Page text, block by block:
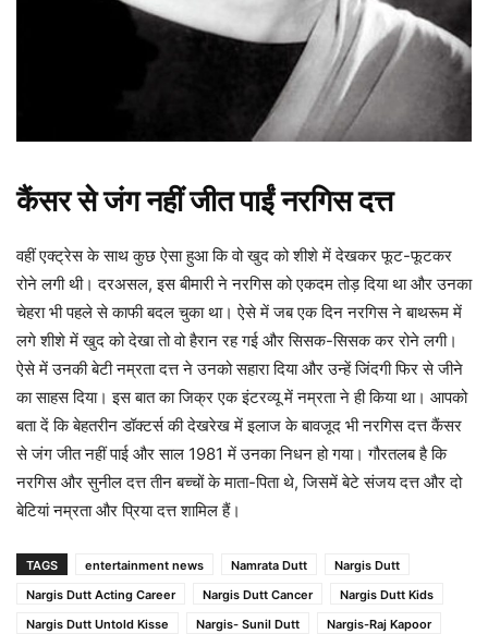
कैंसर से जंग नहीं जीत पाईं नरगिस दत्त
वहीं एक्ट्रेस के साथ कुछ ऐसा हुआ कि वो खुद को शीशे में देखकर फूट-फूटकर
रोने लगी थी। दरअसल, इस बीमारी ने नरगिस को एकदम तोड़ दिया था और उनका
चेहरा भी पहले से काफी बदल चुका था। ऐसे में जब एक दिन नरगिस ने बाथरूम में
लगे शीशे में खुद को देखा तो वो हैरान रह गई और सिसक-सिसक कर रोने लगी।
ऐसे में उनकी बेटी नम्रता दत्त ने उनको सहारा दिया और उन्हें जिंदगी फिर से जीने
का साहस दिया। इस बात का जिक्र एक इंटरव्यू में नम्रता ने ही किया था। आपको
बता दें कि बेहतरीन डॉक्टर्स की देखरेख में इलाज के बावजूद भी नरगिस दत्त कैंसर
से जंग जीत नहीं पाई और साल 1981 में उनका निधन हो गया। गौरतलब है कि
नरगिस और सुनील दत्त तीन बच्चों के माता-पिता थे, जिसमें बेटे संजय दत्त और दो
बेटियां नम्रता और प्रिया दत्त शामिल हैं।
TAGS entertainment news Namrata Dutt
Nargis Dutt
Nargis Dutt Acting Career
Nargis Dutt Cancer
Nargis Dutt Kids
Nargis Dutt Untold Kisse
Nargis- Sunil Dutt
Nargis-Raj Kapoor